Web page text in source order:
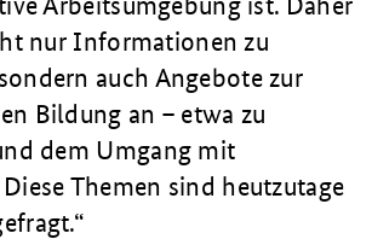
nur Informationen zu
auch Angebote zur
Bildung an – etwa zu
dem Umgang mit
Themen sind heutzutage